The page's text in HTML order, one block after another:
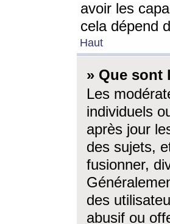
avoir les
cela dépend
Haut
» Que sont
Les
individuels
après jour
des sujets,
fusionner,
des
abusif ou